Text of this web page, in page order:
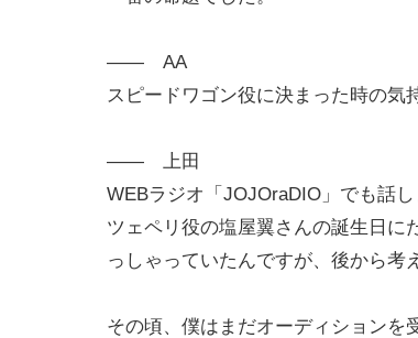
―― AA
スピードワゴン役に決まった時の気
―― 上田
WEBラジオ「JOJOraDIO」でも話
ツェペリ役の塩屋翼さんの誕生日に
っしゃっていたんですが、後から考
その頃、僕はまだオーディションを